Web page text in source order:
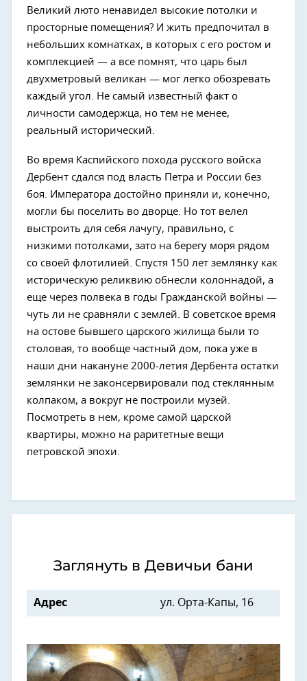
Великий люто ненавидел высокие потолки и
просторные помещения? И жить предпочитал в
небольших комнатках, в которых с его ростом и
комплекцией — а все помнят, что царь был
двухметровый великан — мог легко обозревать
каждый угол. Не самый известный факт о
личности самодержца, но тем не менее,
реальный исторический.
Во время Каспийского похода русского войска
Дербент сдался под власть Петра и России без
боя. Императора достойно приняли и, конечно,
могли бы поселить во дворце. Но тот велел
выстроить для себя лачугу, правильно, с
низкими потолками, зато на берегу моря рядом
со своей флотилией. Спустя 150 лет землянку как
историческую реликвию обнесли колоннадой, а
еще через полвека в годы Гражданской войны —
чуть ли не сравняли с землей. В советское время
на остове бывшего царского жилища были то
столовая, то вообще частный дом, пока уже в
наши дни накануне 2000-летия Дербента остатки
землянки не законсервировали под стеклянным
колпаком, а вокруг не построили музей.
Посмотреть в нем, кроме самой царской
квартиры, можно на раритетные вещи
петровской эпохи.
Заглянуть в Девичьи бани
Адрес ул. Орта-Капы, 16